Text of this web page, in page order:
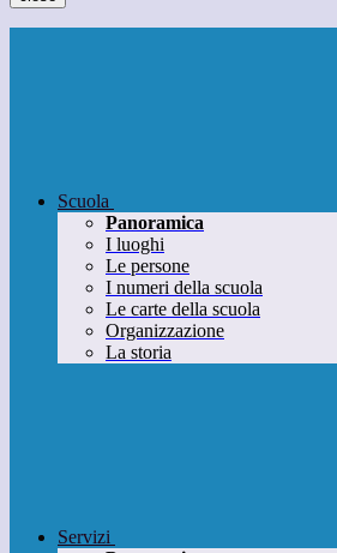
Scuola
Panoramica
I luoghi
Le persone
I numeri della scuola
Le carte della scuola
Organizzazione
La storia
Servizi